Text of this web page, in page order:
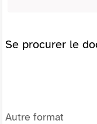
Se procurer le
Autre format